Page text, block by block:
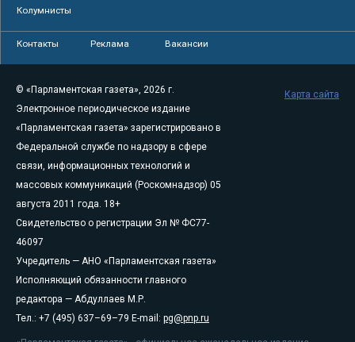
Колумнисты
Контакты Реклама Вакансии
© «Парламентская газета», 2026 г.
Электронное периодическое издание
«Парламентская газета» зарегистрировано в
Федеральной службе по надзору в сфере
связи, информационных технологий и
массовых коммуникаций (Роскомнадзор) 05
августа 2011 года. 18+
Свидетельство о регистрации Эл № ФС77-
46097
Учредитель — АНО «Парламентская газета»
Исполняющий обязанности главного
редактора — Абдуллаев М.Р.
Тел.: +7 (495) 637–69–79 E-mail: pg@pnp.ru
Карта сайта